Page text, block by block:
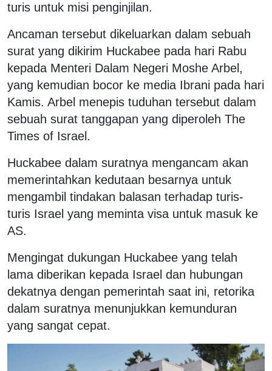
turis untuk misi penginjilan.
Ancaman tersebut dikeluarkan dalam sebuah
surat yang dikirim Huckabee pada hari Rabu
kepada Menteri Dalam Negeri Moshe Arbel,
yang kemudian bocor ke media Ibrani pada hari
Kamis. Arbel menepis tuduhan tersebut dalam
sebuah surat tanggapan yang diperoleh The
Times of Israel.
Huckabee dalam suratnya mengancam akan
memerintahkan kedutaan besarnya untuk
mengambil tindakan balasan terhadap turis-
turis Israel yang meminta visa untuk masuk ke
AS.
Mengingat dukungan Huckabee yang telah
lama diberikan kepada Israel dan hubungan
dekatnya dengan pemerintah saat ini, retorika
dalam suratnya menunjukkan kemunduran
yang sangat cepat.